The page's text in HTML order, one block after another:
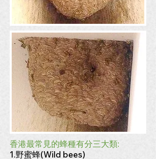
香港最常見的蜂種有分三大類:
1.野蜜蜂(Wild bees)